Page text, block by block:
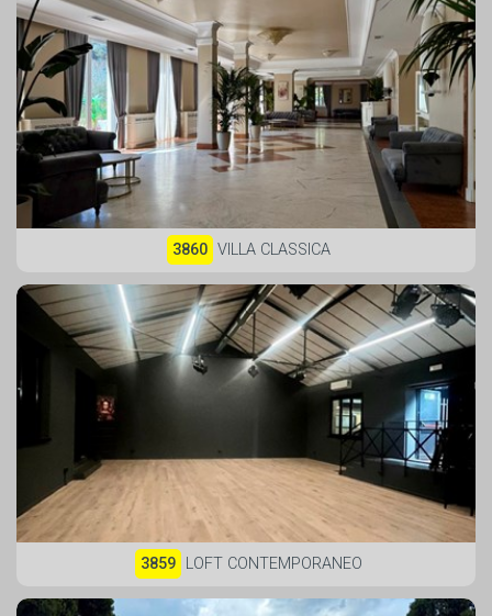
3860 VILLA CLASSICA
3859 LOFT CONTEMPORANEO